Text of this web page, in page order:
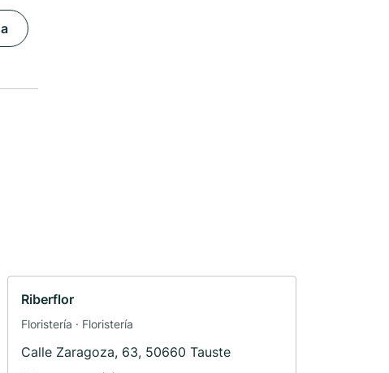
Riberflor
Floristería · Floristería
Calle Zaragoza, 63, 50660 Tauste